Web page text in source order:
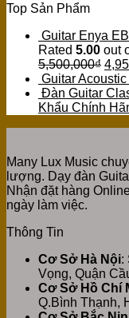
Top Sản Phẩm
Guitar Enya
Rated 5.00 out
5,500,000₫
Guitar
Đàn Guitar
Khẩu Chính
Many Lux Music
lượng. Dạy đàn
Nhận đặt hàng
ngày làm việc.
Thông Tin
Cơ Sở Hà Nội:
Vọng, Quận
Cơ Sở Hồ Chí
Q.Bình Thạnh,